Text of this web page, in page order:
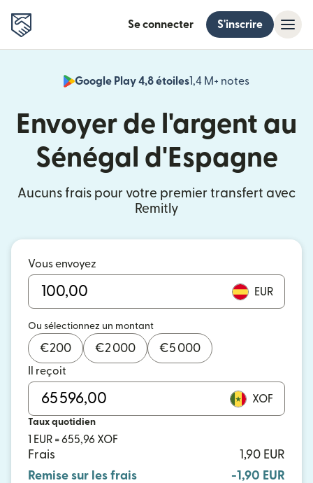
Se connecter S'inscrire
Google Play 4,8 étoiles1,4 M+ notes
Envoyer de l'argent au
Sénégal d'Espagne
Aucuns frais pour votre premier transfert avec
Remitly
Vous envoyez
EUR
Ou sélectionnez un montant
€200 €2 000 €5 000
Il reçoit
XOF
Taux quotidien
1 EUR = 655,96 XOF
Frais
1,90 EUR
Remise sur les frais
-1,90 EUR